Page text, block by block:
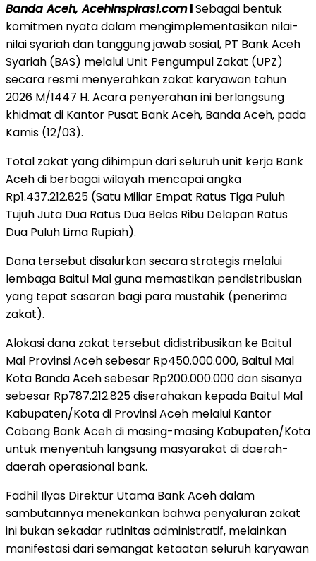
Banda Aceh, Acehinspirasi.comlSebagai bentuk
komitmen nyata dalam mengimplementasikan nilai-
nilai syariah dan tanggung jawab sosial, PT Bank Aceh
Syariah (BAS) melalui Unit Pengumpul Zakat (UPZ)
secara resmi menyerahkan zakat karyawan tahun
2026 M/1447 H. Acara penyerahan ini berlangsung
khidmat di Kantor Pusat Bank Aceh, Banda Aceh, pada
Kamis (12/03).
Total zakat yang dihimpun dari seluruh unit kerja Bank
Aceh di berbagai wilayah mencapai angka
Rp1.437.212.825 (Satu Miliar Empat Ratus Tiga Puluh
Tujuh Juta Dua Ratus Dua Belas Ribu Delapan Ratus
Dua Puluh Lima Rupiah).
Dana tersebut disalurkan secara strategis melalui
lembaga Baitul Mal guna memastikan pendistribusian
yang tepat sasaran bagi para mustahik (penerima
zakat).
Alokasi dana zakat tersebut didistribusikan ke Baitul
Mal Provinsi Aceh sebesar Rp450.000.000, Baitul Mal
Kota Banda Aceh sebesar Rp200.000.000 dan sisanya
sebesar Rp787.212.825 diserahakan kepada Baitul Mal
Kabupaten/Kota di Provinsi Aceh melalui Kantor
Cabang Bank Aceh di masing-masing Kabupaten/Kota
untuk menyentuh langsung masyarakat di daerah-
daerah operasional bank.
Fadhil Ilyas Direktur Utama Bank Aceh dalam
sambutannya menekankan bahwa penyaluran zakat
ini bukan sekadar rutinitas administratif, melainkan
manifestasi dari semangat ketaatan seluruh karyawan